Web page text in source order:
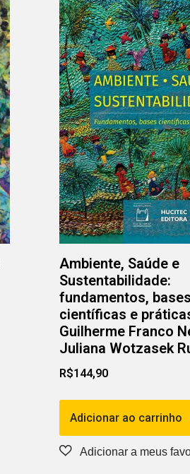
Ambiente, Saúde e
Sustentabilidade:
fundamentos, bases
científicas e práticas
Guilherme Franco
Juliana Wotzasek
R$144,90
Adicionar ao carrinho